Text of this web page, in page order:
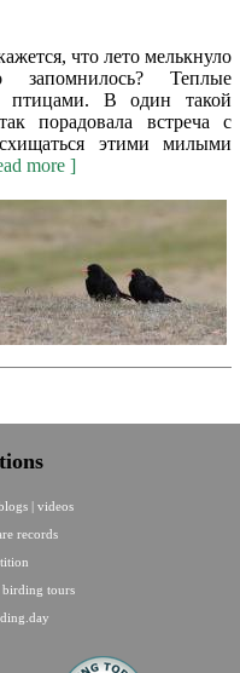
что лето мелькнуло
Теплые
птицами. В один такой
порадовала встреча с
этими милыми
more ]
| videos
records
birding tours